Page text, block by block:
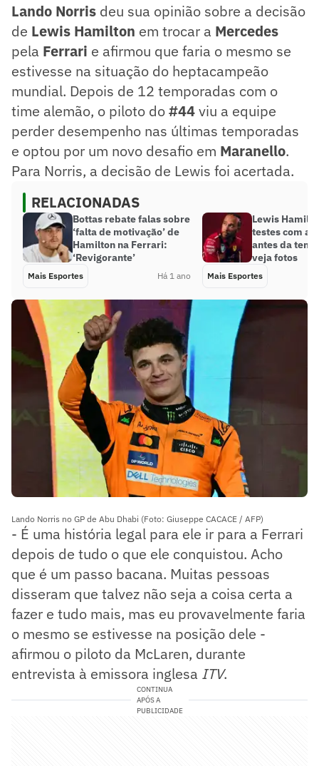
Lando Norris deu sua opinião sobre a decisão
de Lewis Hamilton em trocar a Mercedes
pela Ferrari e afirmou que faria o mesmo se
estivesse na situação do heptacampeão
mundial. Depois de 12 temporadas com o
time alemão, o piloto do#44viu a equipe
perder desempenho nas últimas temporadas
e optou por um novo desafio em Maranello.
Para Norris, a decisão de Lewis foi acertada.
RELACIONADAS
Bottas rebate falas sobre
‘falta de motivação’ de
Hamilton na Ferrari:
‘Revigorante’
Mais Esportes Há 1 ano
Lewis
testes com a
antes da
veja fotos
Mais Esportes
Lando Norris no GP de Abu Dhabi (Foto: Giuseppe CACACE / AFP)
- É uma história legal para ele ir para a Ferrari
depois de tudo o que ele conquistou. Acho
que é um passo bacana. Muitas pessoas
disseram que talvez não seja a coisa certa a
fazer e tudo mais, mas eu provavelmente faria
o mesmo se estivesse na posição dele -
afirmou o piloto da McLaren, durante
entrevista à emissora inglesa ITV.
CONTINUA
APÓS A
PUBLICIDADE